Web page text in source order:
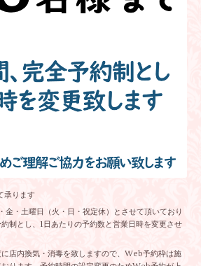
承ります
金・土曜日（火・日・祝定休）とさせて頂いており
制とし、1日あたりの予約数と営業日時を変更させ
店内換気・消毒を致しますので、Web予約枠は施